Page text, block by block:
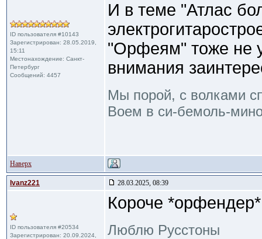
ID пользователя #10143
Зарегистрирован: 28.05.2019,
15:11
Местонахождение: Санкт-
Петербург
Сообщений: 4457
И в теме "Атлас
"Орфеям" тоже не
внимания
Мы порой, с волками
Воем в си-бемоль-
Наверх
Ivanz221 28.03.2025, 08:39
ID пользователя #20534
Зарегистрирован: 20.09.2024,
Короче *орфендер*
Люблю Русстоны